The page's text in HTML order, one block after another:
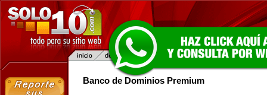
Banco de Dominios Premium